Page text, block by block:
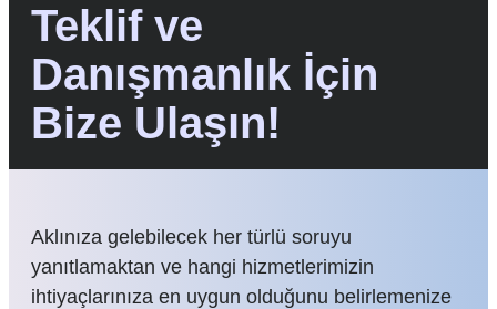
Teklif ve
Danışmanlık İçin
Bize Ulaşın!
Aklınıza gelebilecek her türlü soruyu
yanıtlamaktan ve hangi hizmetlerimizin
ihtiyaçlarınıza en uygun olduğunu belirlemenize